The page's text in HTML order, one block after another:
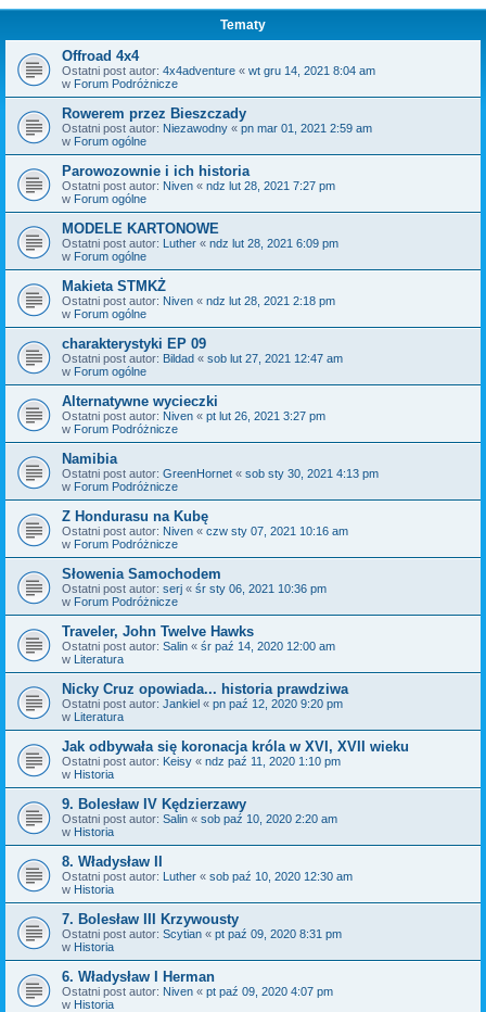
Tematy
Offroad 4x4
Ostatni post autor: 4x4adventure « wt gru 14, 2021 8:04 am
w Forum Podróżnicze
Rowerem przez Bieszczady
Ostatni post autor: Niezawodny « pn mar 01, 2021 2:59 am
w Forum ogólne
Parowozownie i ich historia
Ostatni post autor: Niven « ndz lut 28, 2021 7:27 pm
w Forum ogólne
MODELE KARTONOWE
Ostatni post autor: Luther « ndz lut 28, 2021 6:09 pm
w Forum ogólne
Makieta STMKŻ
Ostatni post autor: Niven « ndz lut 28, 2021 2:18 pm
w Forum ogólne
charakterystyki EP 09
Ostatni post autor: Bildad « sob lut 27, 2021 12:47 am
w Forum ogólne
Alternatywne wycieczki
Ostatni post autor: Niven « pt lut 26, 2021 3:27 pm
w Forum Podróżnicze
Namibia
Ostatni post autor: GreenHornet « sob sty 30, 2021 4:13 pm
w Forum Podróżnicze
Z Hondurasu na Kubę
Ostatni post autor: Niven « czw sty 07, 2021 10:16 am
w Forum Podróżnicze
Słowenia Samochodem
Ostatni post autor: serj « śr sty 06, 2021 10:36 pm
w Forum Podróżnicze
Traveler, John Twelve Hawks
Ostatni post autor: Salin « śr paź 14, 2020 12:00 am
w Literatura
Nicky Cruz opowiada... historia prawdziwa
Ostatni post autor: Jankiel « pn paź 12, 2020 9:20 pm
w Literatura
Jak odbywała się koronacja króla w XVI, XVII wieku
Ostatni post autor: Keisy « ndz paź 11, 2020 1:10 pm
w Historia
9. Bolesław IV Kędzierzawy
Ostatni post autor: Salin « sob paź 10, 2020 2:20 am
w Historia
8. Władysław II
Ostatni post autor: Luther « sob paź 10, 2020 12:30 am
w Historia
7. Bolesław III Krzywousty
Ostatni post autor: Scytian « pt paź 09, 2020 8:31 pm
w Historia
6. Władysław I Herman
Ostatni post autor: Niven « pt paź 09, 2020 4:07 pm
w Historia